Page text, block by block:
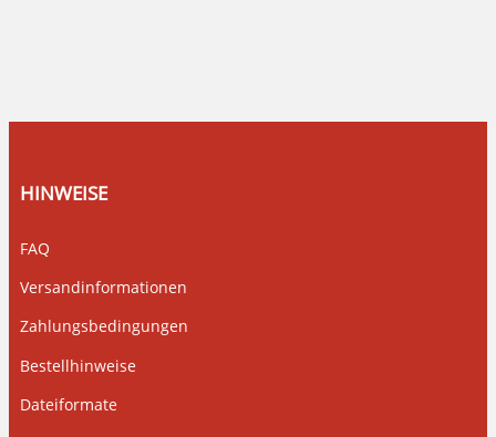
HINWEISE
FAQ
Versandinformationen
Zahlungsbedingungen
Bestellhinweise
Dateiformate